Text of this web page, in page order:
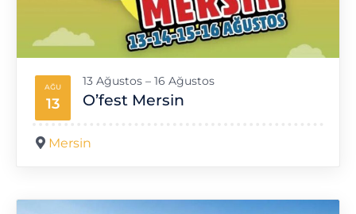
AĞU
13 O’fest Mersin
13 Ağustos – 16 Ağustos
Mersin